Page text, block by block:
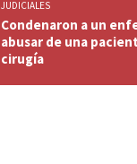
JUDICIALES
Condenaron a un
abusar de una
cirugía